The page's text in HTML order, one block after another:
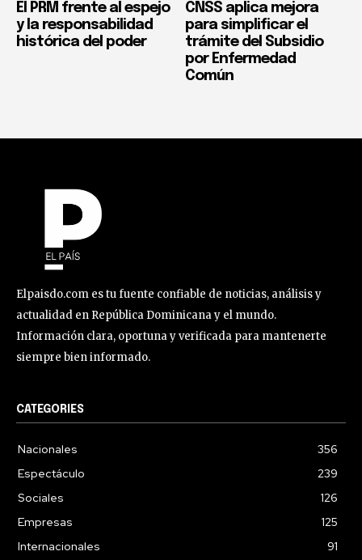
El PRM frente al espejo
y la responsabilidad
histórica del poder
CNSS aplica mejora
para simplificar el
trámite del Subsidio
por Enfermedad
Común
Elpaisdo.com es tu fuente confiable de noticias, análisis y
actualidad en República Dominicana y el mundo.
Información clara, oportuna y verificada para mantenerte
siempre bien informado.
CATEGORIES
Nacionales
356
Espectáculo
239
Sociales
126
Empresas
125
Internacionales
91